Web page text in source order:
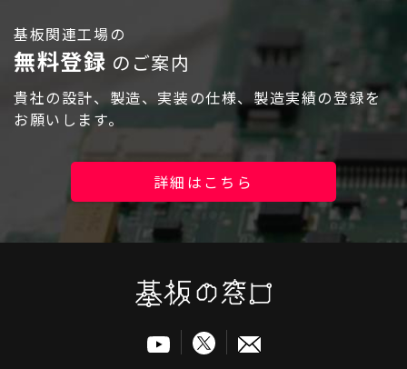
基板関連工場の
無料登録 のご案内
貴社の設計、製造、実装の仕様、製造実績の登録を
お願いします。
詳細はこちら